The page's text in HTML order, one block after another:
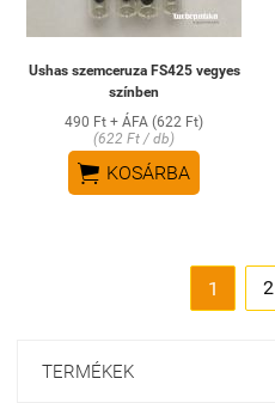
Ushas szemceruza FS425 vegyes
színben
490 Ft + ÁFA (622 Ft)
(622 Ft / db)
 KOSÁRBA
1 2
TERMÉKEK